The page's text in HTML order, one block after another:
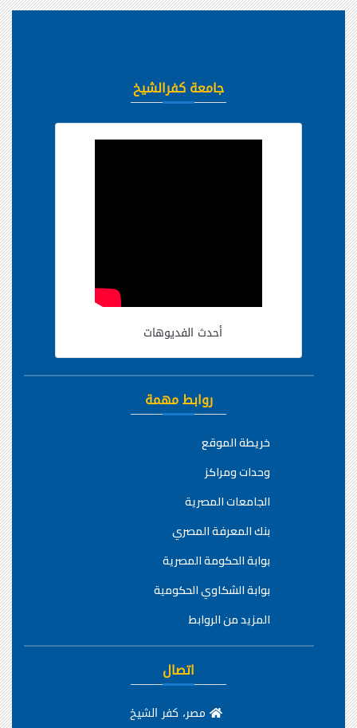
جامعة كفرالشيخ
أحدث الفديوهات
روابط مهمة
خريطة الموقع
وحدات ومراكز
الجامعات المصرية
بنك المعرفة المصري
بوابة الحكومة المصرية
بوابة الشكاوي الحكومية
المزيد من الروابط
اتصال
مصر، كفر الشيخ